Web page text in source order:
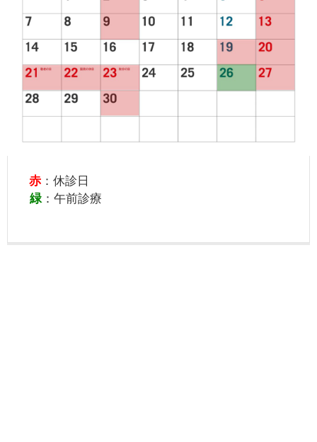
赤 ：休診日
緑 ：午前診療